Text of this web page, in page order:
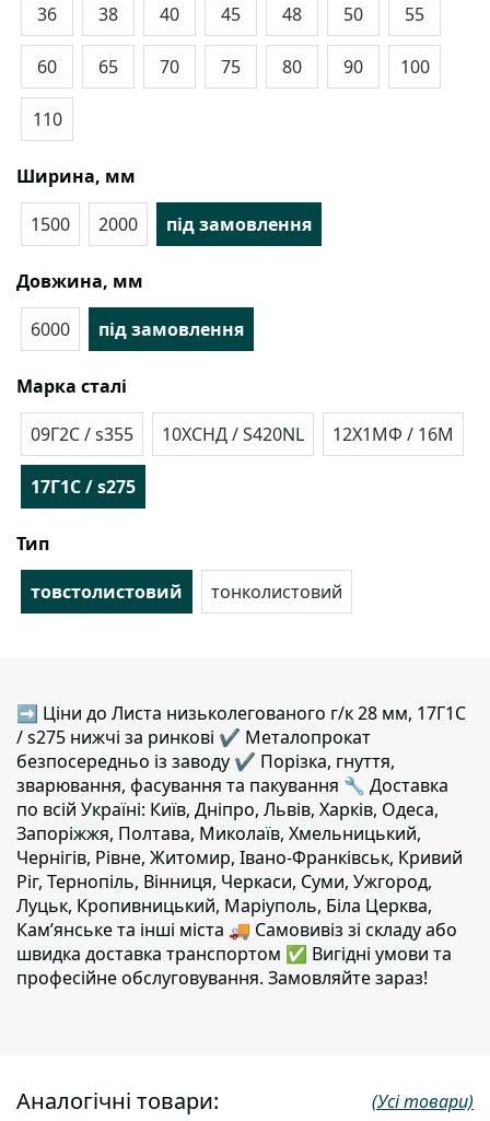
36 38 40 45 48 50 55
60 65 70 75 80 90 100
110
Ширина, мм
1500
2000 під замовлення
Довжина, мм
6000
під замовлення
Марка сталі
09Г2С / s355
10ХСНД / S420NL 12Х1МФ / 16М
17Г1С / s275
Тип
товстолистовий
тонколистовий
➡ Ціни до Листа низьколегованого г/к 28 мм, 17Г1С
/ s275 нижчі за ринкові ✔️ Металопрокат
безпосередньо із заводу ✔️ Порізка, гнуття,
зварювання, фасування та пакування 🔧 Доставка
по всій Україні: Київ, Дніпро, Львів, Харків, Одеса,
Запоріжжя, Полтава, Миколаїв, Хмельницький,
Чернігів, Рівне, Житомир, Івано-Франківськ, Кривий
Ріг, Тернопіль, Вінниця, Черкаси, Суми, Ужгород,
Луцьк, Кропивницький, Маріуполь, Біла Церква,
Кам’янське та інші міста 🚚 Самовивіз зі складу або
швидка доставка транспортом ✅ Вигідні умови та
професійне обслуговування. Замовляйте зараз!
Аналогічні товари: (Усі товари)